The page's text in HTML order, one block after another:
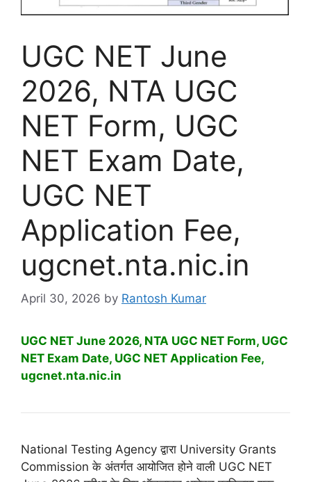
UGC NET June
2026, NTA UGC
NET Form, UGC
NET Exam Date,
UGC NET
Application Fee,
ugcnet.nta.nic.in
April 30, 2026 by Rantosh Kumar
UGC NET June 2026, NTA UGC NET Form, UGC
NET Exam Date, UGC NET Application Fee,
ugcnet.nta.nic.in
National Testing Agency द्वारा University Grants
Commission के अंतर्गत आयोजित होने वाली UGC NET